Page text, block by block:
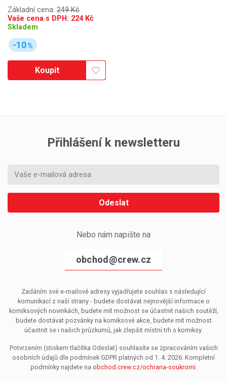
Základní cena: 249 Kč
Vaše cena s DPH: 224Kč
Skladem
-10%
Koupit
Přihlášení k newsletteru
Odeslat
Nebo nám napište na
obchod@crew.cz
Zadáním své e-mailové adresy vyjadřujete souhlas s následující
komunikací z naší strany - budete dostávat nejnovější informace o
komiksových novinkách, budete mít možnost se účastnit našich soutěží,
budete dostávat pozvánky na komiksové akce, budete mít možnost
účastnit se i našich průzkumů, jak zlepšit místní trh s komiksy.
Potvrzením (stiskem tlačítka Odeslat) souhlasíte se zpracováním vašich
osobních údajů dle podmínek GDPR platných od 1. 4. 2026. Kompletní
podmínky najdete na obchod.crew.cz/ochrana-soukromi.